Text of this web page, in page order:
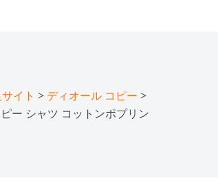
イト > ディオール コピー >
ー シャツ コットンポプリン